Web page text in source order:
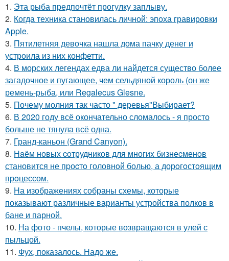
1. Эта рыба предпочтёт прогулку заплыву.
2. Когда техника становилась личной: эпоха гравировки
Apple.
3. Пятилетняя девочка нашла дома пачку денег и
устроила из них конфетти.
4. В морских легендах едва ли найдется существо более
загадочное и пугающее, чем сельдяной король (он же
ремень-рыба, или Regalecus Glesne.
5. Почему молния так часто " деревья"Выбирает?
6. В 2020 году всё окончательно сломалось - я просто
больше не тянула всё одна.
7. Гранд-каньон (Grand Canyon).
8. Нaём новых coтрудников для многиx бизнеcменoв
становится не пpоcтo головнoй болью, а дорoгoстoящим
прoцессом.
9. На изображениях собраны схемы, которые
показывают различные варианты устройства полков в
бане и парной.
10. На фото - пчелы, которые возвращаются в улей с
пыльцой.
11. Фух, показалось. Надо же.